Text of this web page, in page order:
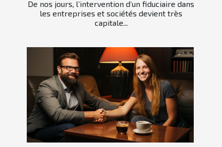
De nos jours, l’intervention d’un fiduciaire dans
les entreprises et sociétés devient très
capitale...